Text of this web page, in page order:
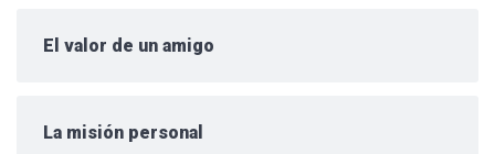
El valor de un amigo
La misión personal